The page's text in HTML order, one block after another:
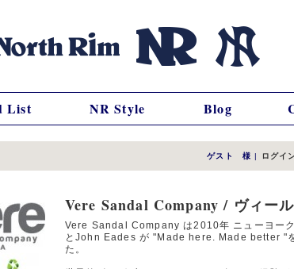
List NR Style Blog
ゲスト 様 | ログイ
Vere Sandal Company / ヴィー
Vere Sandal Company は2010年 ニューヨー
とJohn Eades が "Made here. Made better "
た。